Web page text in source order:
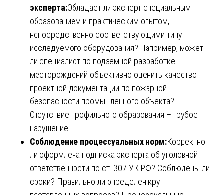
эксперта:Обладает ли эксперт специальным
образованием и практическим опытом,
непосредственно соответствующими типу
исследуемого оборудования? Например, может
ли специалист по подземной разработке
месторождений объективно оценить качество
проектной документации по пожарной
безопасности промышленного объекта?
Отсутствие профильного образования – грубое
нарушение .
Соблюдение процессуальных норм:Корректно
ли оформлена подписка эксперта об уголовной
ответственности по ст. 307 УК РФ? Соблюдены ли
сроки? Правильно ли определен круг